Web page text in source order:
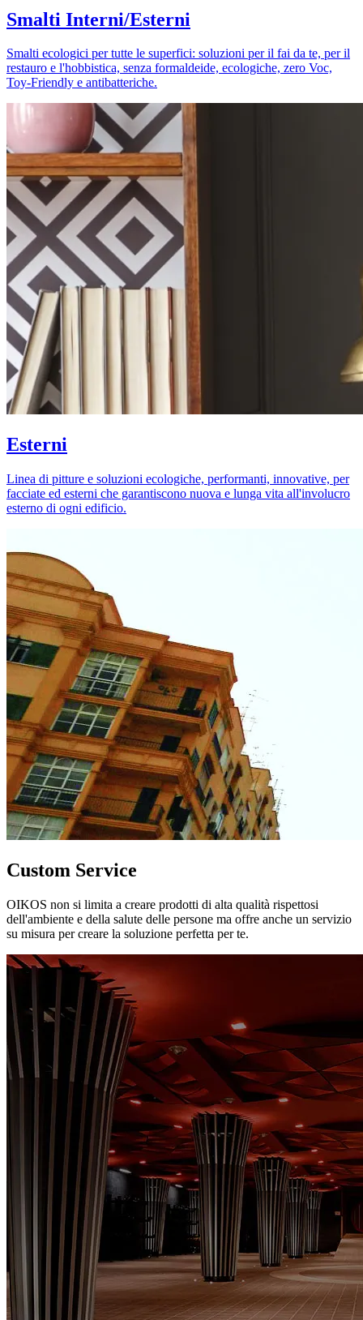
Smalti Interni/Esterni
Smalti ecologici per tutte le superfici: soluzioni per il fai da te, per il
restauro e l'hobbistica, senza formaldeide, ecologiche, zero Voc,
Toy-Friendly e antibatteriche.
Esterni
Linea di pitture e soluzioni ecologiche, performanti, innovative, per
facciate ed esterni che garantiscono nuova e lunga vita all'involucro
esterno di ogni edificio.
Custom Service
OIKOS non si limita a creare prodotti di alta qualità rispettosi
dell'ambiente e della salute delle persone ma offre anche un servizio
su misura per creare la soluzione perfetta per te.